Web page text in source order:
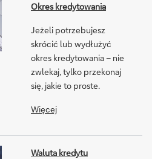
Okres kredytowania
Jeżeli potrzebujesz
skrócić lub wydłużyć
okres kredytowania – nie
zwlekaj, tylko przekonaj
się, jakie to proste.
Więcej
Waluta kredytu